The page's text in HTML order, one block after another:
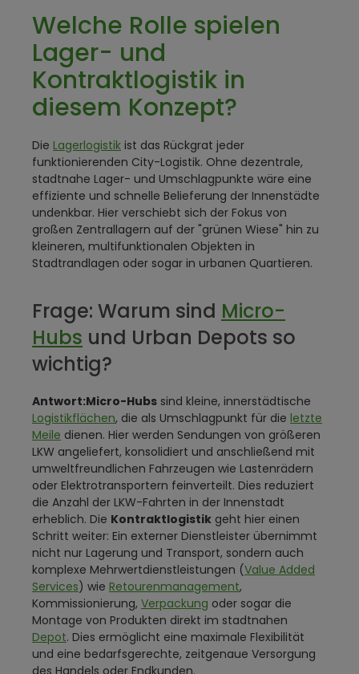
Welche Rolle spielen
Lager- und
Kontraktlogistik in
diesem Konzept?
Die Lagerlogistik ist das Rückgrat jeder
funktionierenden City-Logistik. Ohne dezentrale,
stadtnahe Lager- und Umschlagpunkte wäre eine
effiziente und schnelle Belieferung der Innenstädte
undenkbar. Hier verschiebt sich der Fokus von
großen Zentrallagern auf der "grünen Wiese" hin zu
kleineren, multifunktionalen Objekten in
Stadtrandlagen oder sogar in urbanen Quartieren.
Frage: Warum sind Micro-
Hubs und Urban Depots so
wichtig?
Antwort:Micro-Hubs sind kleine, innerstädtische
Logistikflächen, die als Umschlagpunkt für die letzte
Meile dienen. Hier werden Sendungen von größeren
LKW angeliefert, konsolidiert und anschließend mit
umweltfreundlichen Fahrzeugen wie Lastenrädern
oder Elektrotransportern feinverteilt. Dies reduziert
die Anzahl der LKW-Fahrten in der Innenstadt
erheblich. Die Kontraktlogistik geht hier einen
Schritt weiter: Ein externer Dienstleister übernimmt
nicht nur Lagerung und Transport, sondern auch
komplexe Mehrwertdienstleistungen (Value Added
Services) wie Retourenmanagement,
Kommissionierung, Verpackung oder sogar die
Montage von Produkten direkt im stadtnahen
Depot. Dies ermöglicht eine maximale Flexibilität
und eine bedarfsgerechte, zeitgenaue Versorgung
des Handels oder Endkunden.